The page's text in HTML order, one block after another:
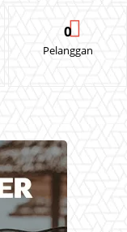
0
Pelanggan